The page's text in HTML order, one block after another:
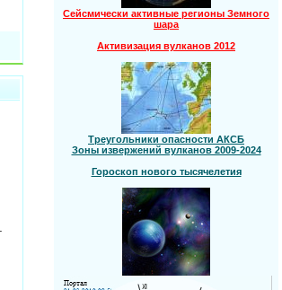
Сейсмически активные регионы Земного
шара
Активизация вулканов 2012
Треугольники опасности АКСБ
Зоны извержений вулканов 2009-2024
Гороскоп нового тысячелетия